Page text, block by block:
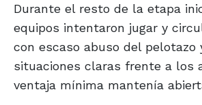
Durante el resto de la etapa
equipos intentaron jugar y
con escaso abuso del pelotazo
situaciones claras frente a los
ventaja mínima mantenía